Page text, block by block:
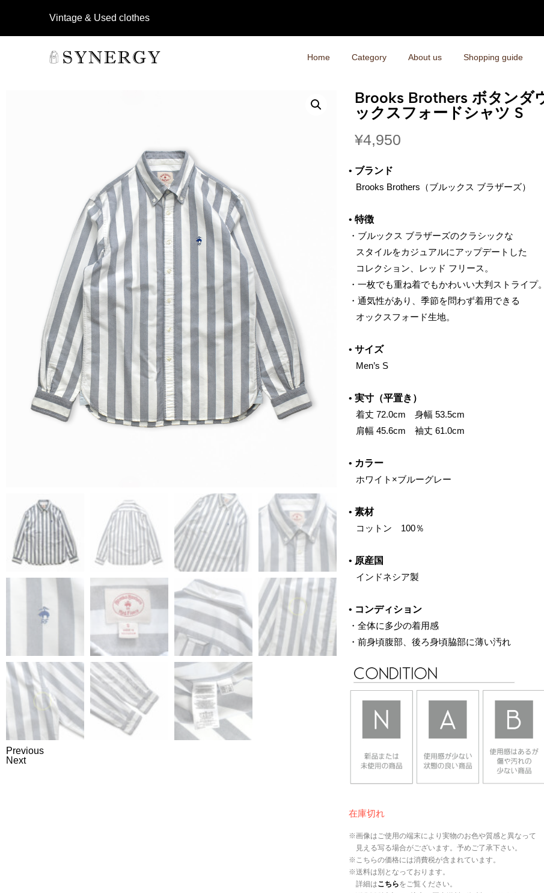
Vintage & Used clothes
Home Category About us Shopping guide
Previous
Next
Brooks Brothers ボタンダ
ックスフォードシャツ S
¥4,950
• ブランド
‌ Brooks Brothers（ブルックス ブラザーズ）
• 特徴
・ブルックス ブラザーズのクラシックな
‌ スタイルをカジュアルにアップデートした
‌ コレクション、レッド フリース。
・一枚でも重ね着でもかわいい大判ストライプ。
・通気性があり、季節を問わず着用できる
‌ オックスフォード生地。
• サイズ
‌ Men’s S
• 実寸（平置き）
‌ 着丈 72.0cm 身幅 53.5cm
‌ 肩幅 45.6cm 袖丈 61.0cm
• カラー
‌ ホワイト×ブルーグレー
• 素材
‌ コットン 100％
• 原産国
‌ インドネシア製
• コンディション
・全体に多少の着用感
・前身頃腹部、後ろ身頃脇部に薄い汚れ
在庫切れ
※画像はご使用の端末により実物のお色や質感と異なって
見える写る場合がございます。予めご了承下さい。
※こちらの価格には消費税が含まれています。
※送料は別となっております。
詳細はこちらをご覧ください。